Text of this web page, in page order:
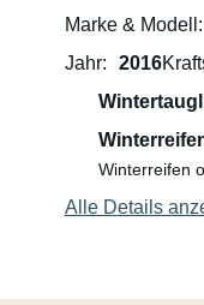
Marke & Modell
Jahr
2016
Winterreifen
Alle Details